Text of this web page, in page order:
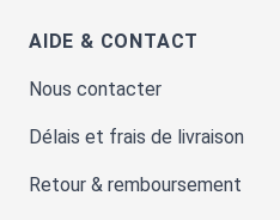
AIDE & CONTACT
Nous contacter
Délais et frais de livraison
Retour & remboursement